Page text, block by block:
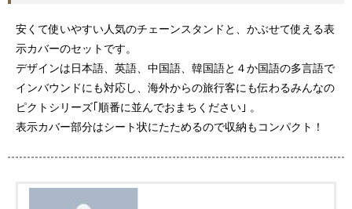
安くて使いやすい人気のチェーンスタンドと、かぶせて使える表
示カバーのセットです。
デザインは日本語、英語、中国語、韓国語と４か国語の多言語で
インバウンドにも対応し、海外からの旅行客にも伝わるみんなの
ピクトシリーズ｢順番に並んでおまちください｣ 。
表示カバー部分はシート状にたためるので収納もコンパクト！